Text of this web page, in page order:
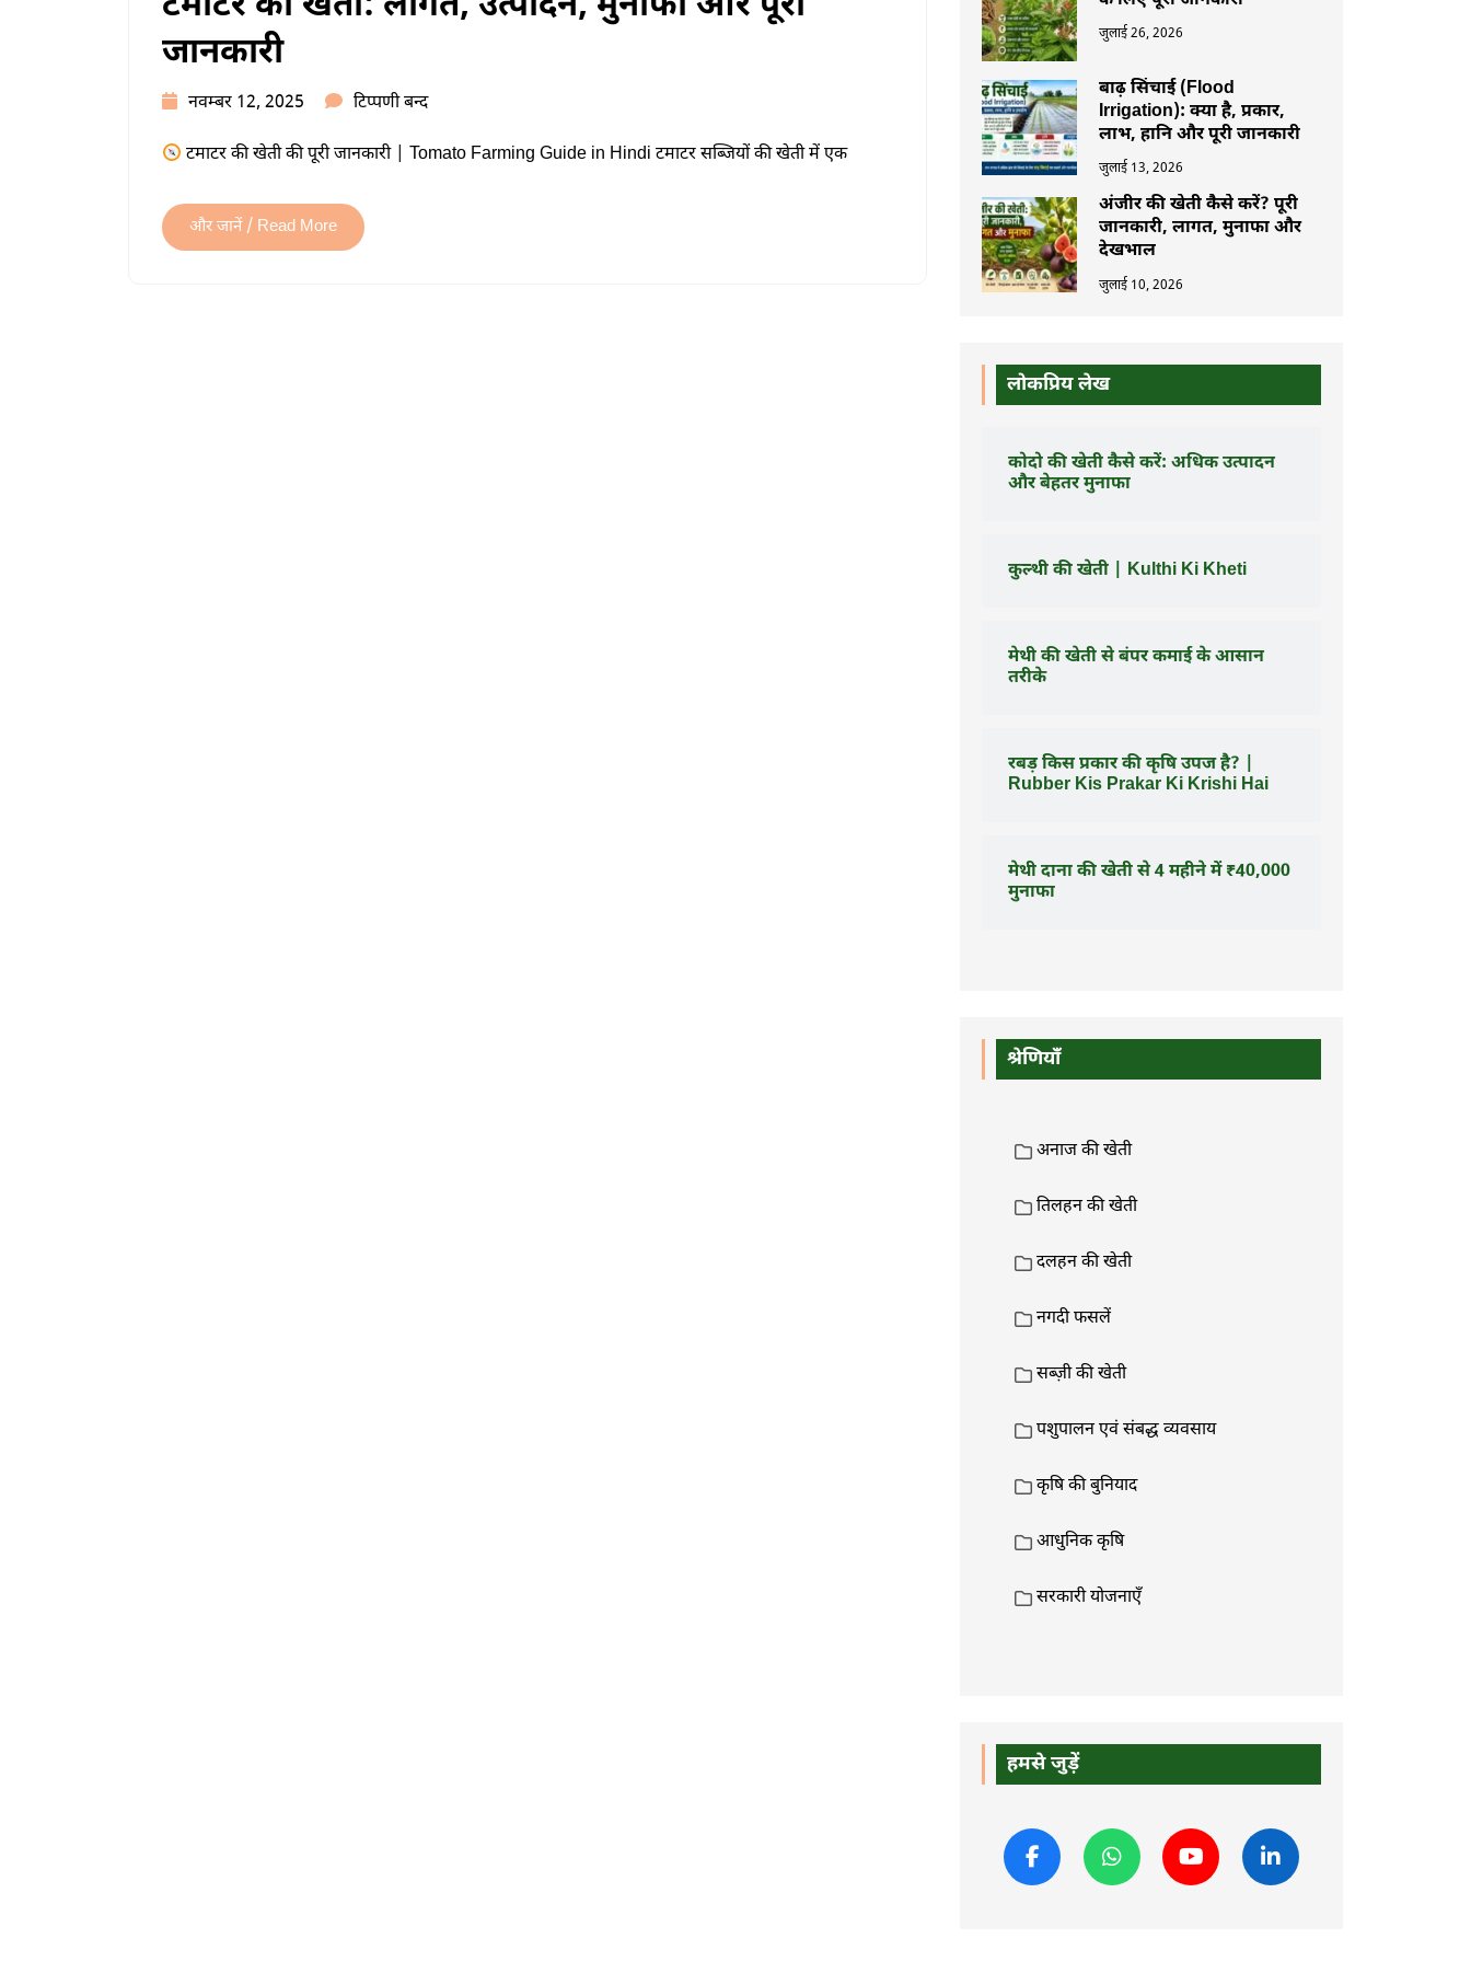
जानकारी
नवम्बर 12, 2025 टिप्पणी बन्दटमाटर
खेती:
टमाटर की खेती की पूरी जानकारी | Tomato Farming Guide in Hindi टमाटर सब्जियों की खेती में एक
और जानें / Read More
जुलाई 26, 2026
बाढ़ सिंचाई (Flood
Irrigation): क्या है, प्रकार,
लाभ, हानि और पूरी जानकारी
जुलाई 13, 2026
अंजीर की खेती कैसे करें? पूरी
जानकारी, लागत, मुनाफा और
देखभाल
जुलाई 10, 2026
लोकप्रिय लेख
कोदो की खेती कैसे करें: अधिक उत्पादन
और बेहतर मुनाफा
कुल्थी की खेती | Kulthi Ki Kheti
मेथी की खेती से बंपर कमाई के आसान
तरीके
रबड़ किस प्रकार की कृषि उपज है? |
Rubber Kis Prakar Ki Krishi Hai
मेथी दाना की खेती से 4 महीने में ₹40,000
मुनाफा
श्रेणियाँ
अनाज की खेती
तिलहन की खेती
दलहन की खेती
नगदी फसलें
सब्ज़ी की खेती
पशुपालन एवं संबद्ध व्यवसाय
कृषि की बुनियाद
आधुनिक कृषि
सरकारी योजनाएँ
हमसे जुड़ें